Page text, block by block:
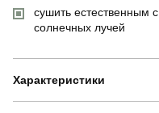
сушить естественным
солнечных лучей
Характеристики